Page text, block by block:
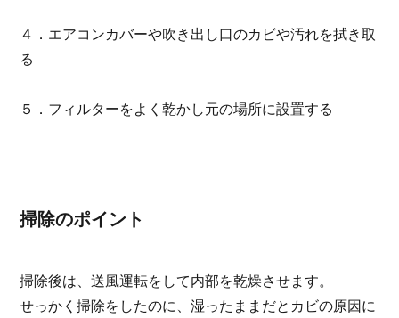
４．エアコンカバーや吹き出し口のカビや汚れを拭き取
る
５．フィルターをよく乾かし元の場所に設置する
掃除のポイント
掃除後は、送風運転をして内部を乾燥させます。
せっかく掃除をしたのに、湿ったままだとカビの原因に